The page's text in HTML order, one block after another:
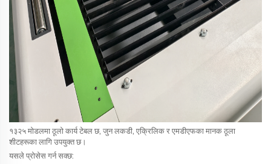
१३२५ मोडलमा ठूलो कार्य टेबल छ, जुन लकडी, एक्रिलिक र एमडीएफका मानक ठूला
शीटहरूका लागि उपयुक्त छ।
यसले प्रोसेस गर्न सक्छ: